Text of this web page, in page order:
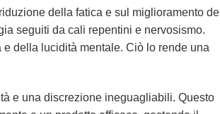
della fatica e sul miglioramento
seguiti da cali repentini e nervosismo.
della lucidità mentale. Ciò lo rende una
e una discrezione ineguagliabili. Questo